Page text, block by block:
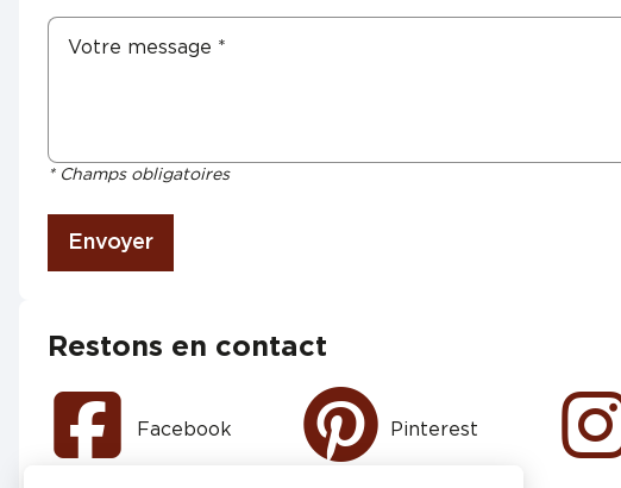
* Champs obligatoires
Envoyer
Restons en contact
Facebook Pinterest